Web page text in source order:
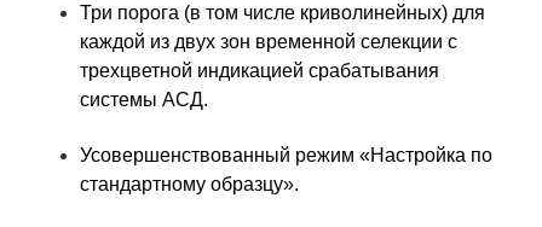
Три порога (в том числе криволинейных) для
каждой из двух зон временной селекции с
трехцветной индикацией срабатывания
системы АСД.
Усовершенствованный режим «Настройка по
стандартному образцу».